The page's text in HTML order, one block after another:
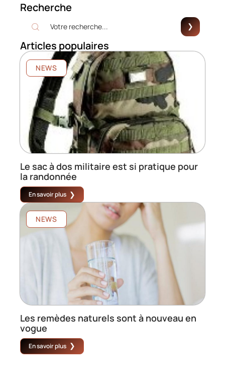
Recherche
Articles populaires
NEWS
Le sac à dos militaire est si pratique pour
la randonnée
En savoir plus
NEWS
Les remèdes naturels sont à nouveau en
vogue
En savoir plus